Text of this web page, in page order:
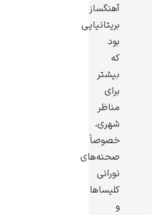
آهنگساز
بریتانیایی
بود
که
بیشتر
برای
مناظر
شهری،
خصوصاً
صحنه‌های
نورانی
کلیساها
و